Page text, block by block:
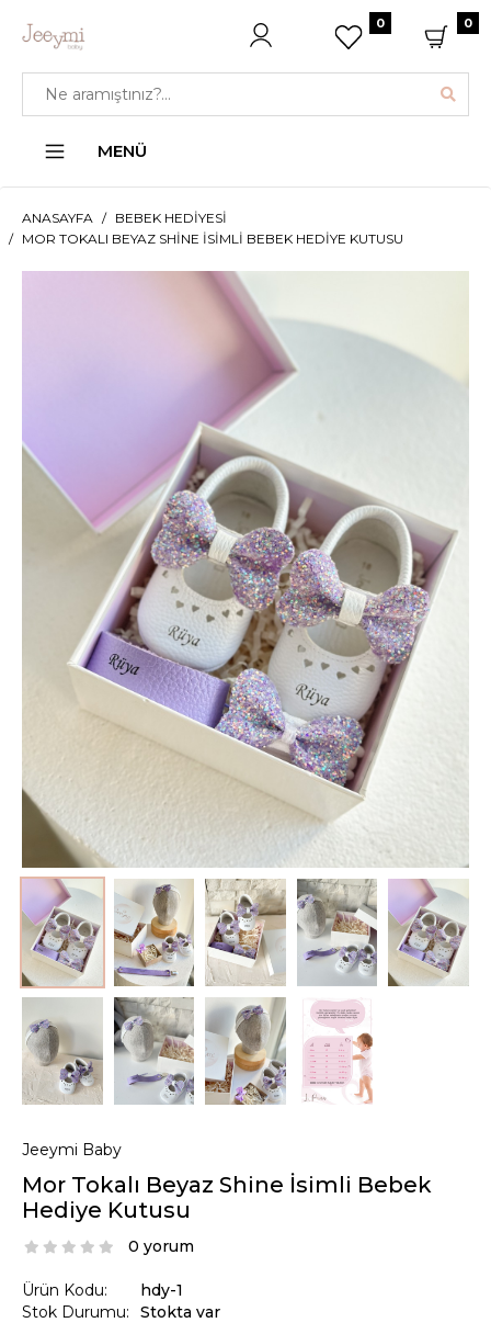
0 0
MENÜ
ANASAYFA
BEBEK HEDIYESI
MOR TOKALI BEYAZ SHINE İSIMLI BEBEK HEDIYE KUTUSU
Jeeymi Baby
Mor Tokalı Beyaz Shine İsimli Bebek
Hediye Kutusu
0 yorum
Ürün Kodu:
Stok Durumu:
hdy-1
Stokta var